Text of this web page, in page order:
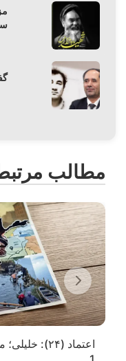
مطالب
اعتماد